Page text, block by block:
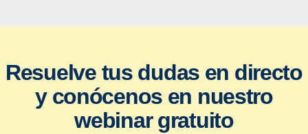
Resuelve tus dudas en directo
y conócenos en nuestro
webinar gratuito